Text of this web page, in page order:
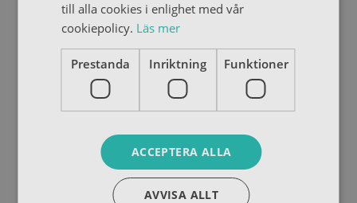
till alla cookies i enlighet med vår
cookiepolicy. Läs mer
Prestanda Inriktning Funktioner
ACCEPTERA ALLA
AVVISA ALLT